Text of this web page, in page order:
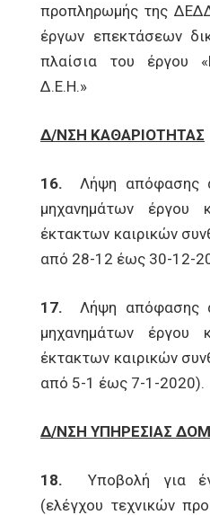
προπληρωμής της
έργων επεκτάσεων
πλαίσια του έργου
Δ.Ε.Η.»
Δ/ΝΣΗ ΚΑΘΑΡΙΟΤΗΤΑΣ
16. Λήψη απόφασης
μηχανημάτων έργου
έκτακτων καιρικών
από 28-12 έως 30-12-
17.Λήψη απόφασης
μηχανημάτων έργου
έκτακτων καιρικών
από 5-1 έως 7-1-2020).
Δ/ΝΣΗ ΥΠΗΡΕΣΙΑΣ
18.Υποβολή για
(ελέγχου τεχνικών